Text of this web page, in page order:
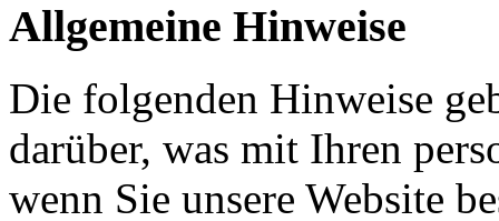
Allgemeine Hinweise
Die folgenden Hinweise
darüber, was mit Ihren
wenn Sie unsere Website